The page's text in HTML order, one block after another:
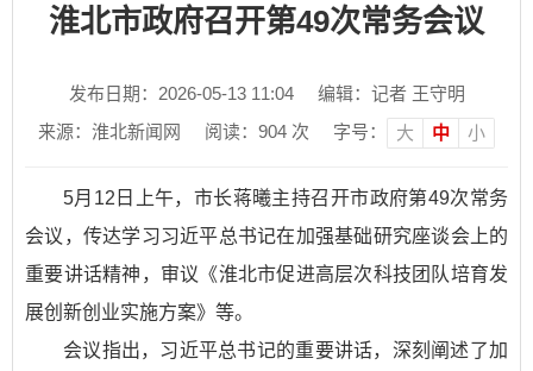
淮北市政府召开第49次常务会议
发布日期：2026-05-13 11:04
编辑：记者 王守明
来源：淮北新闻网
阅读： 904 次 字号： 大 中 小
5月12日上午，市长蒋曦主持召开市政府第49次常务
会议，传达学习习近平总书记在加强基础研究座谈会上的
重要讲话精神，审议《淮北市促进高层次科技团队培育发
展创新创业实施方案》等。
会议指出，习近平总书记的重要讲话，深刻阐述了加